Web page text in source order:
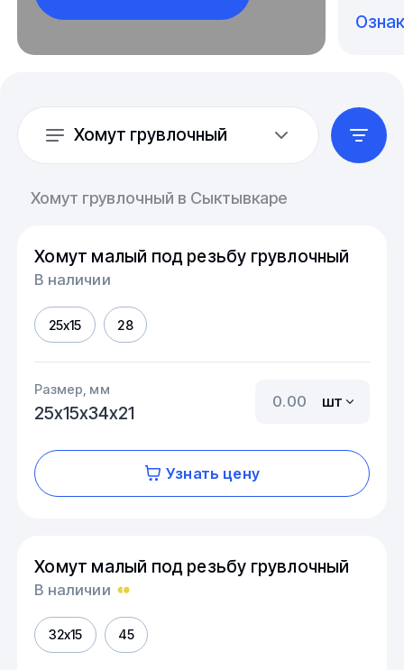
Хомут грувлочный
Хомут грувлочный в Сыктывкаре
Хомут малый под резьбу грувлочный
В наличии
25х15 28
Размер, мм
25х15х34х21
шт
Узнать цену
Хомут малый под резьбу грувлочный
В наличии
32х15 45